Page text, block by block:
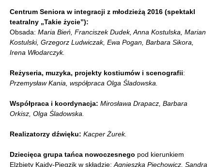
Centrum Seniora w integracji z młodzieżą 2016 (spektakl
teatralny „Takie życie”):
Obsada: Maria Bień, Franciszek Dudek, Anna Kostulska, Marian
Kostulski, Grzegorz Ludwiczak, Ewa Pogan, Barbara Sikora,
Irena Włodarczyk.
Reżyseria, muzyka, projekty kostiumów i scenografii:
Przemysław Kania, współpraca Olga Śladowska.
Współpraca i koordynacja: Mirosława Drapacz, Barbara
Orkisz, Olga Śladowska.
Realizatorzy dźwięku: Kacper Żurek.
Dziecięca grupa tańca nowoczesnego pod kierunkiem
Elzbiety Kajdy-Piegzik w składzie:Agnieszka Piechowicz, Sandra